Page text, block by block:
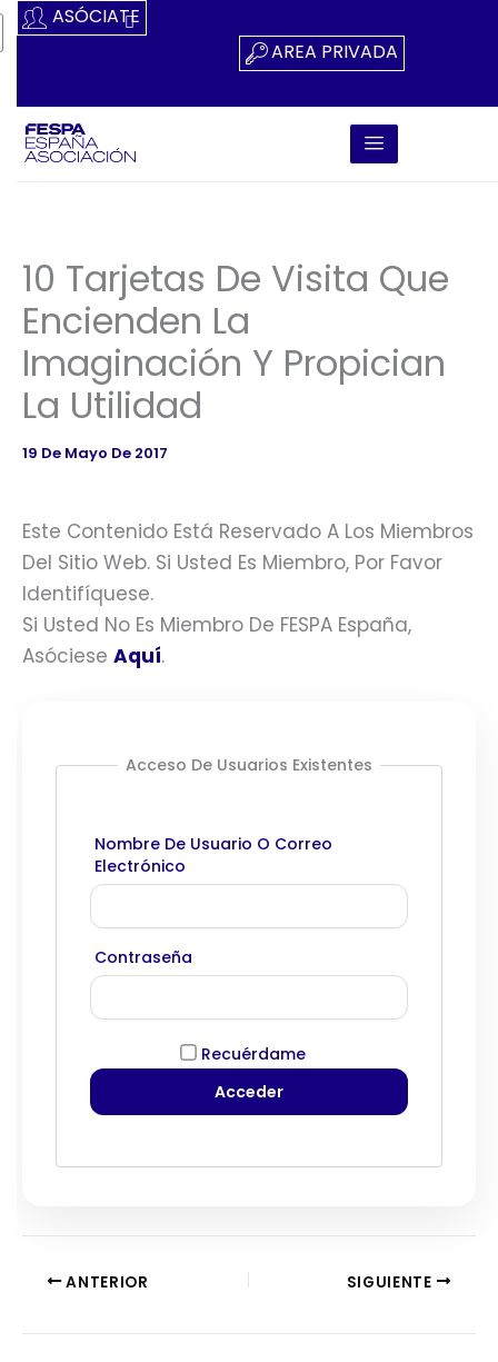
Ir
Al
ASÓCIATE
AREA PRIVADA
10 Tarjetas De Visita Que
Encienden La
Imaginación Y Propician
La Utilidad
19 De Mayo De 2017
Este Contenido Está Reservado A Los Miembros
Del Sitio Web. Si Usted Es Miembro, Por Favor
Identifíquese.
Si Usted No Es Miembro De FESPA España,
Asóciese Aquí.
Acceso De Usuarios Existentes
Nombre De Usuario O Correo
Electrónico
Contraseña
Recuérdame
ANTERIOR SIGUIENTE